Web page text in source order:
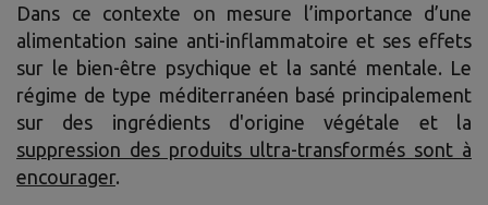
Dans ce contexte on mesure l’importance d’une
alimentation saine anti-inflammatoire et ses effets
sur le bien-être psychique et la santé mentale. Le
régime de type méditerranéen basé principalement
sur des ingrédients d'origine végétale et la
suppression des produits ultra-transformés sont à
encourager.